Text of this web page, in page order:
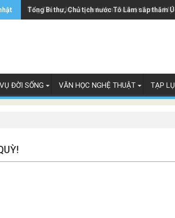
Ông Trump ký sắc lệnh hạn chế luật 'sinh ở Mỹ
Tổng Bí thư, Chủ tịch nước Tô Lâm sắp thăm
ĐỜI SỐNG VĂN HỌC NGHỆ THUẬT TẠP